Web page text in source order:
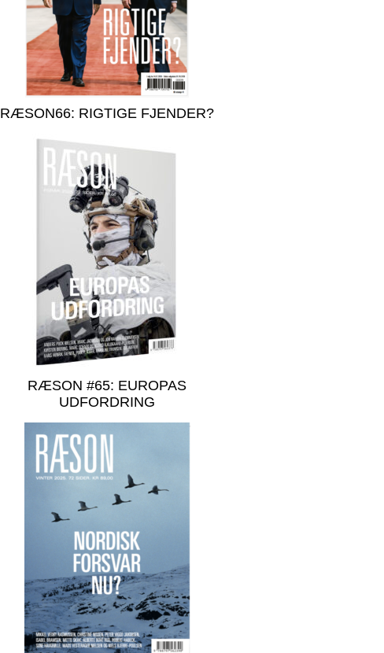
RÆSON66: RIGTIGE FJENDER?
RÆSON #65: EUROPAS
UDFORDRING